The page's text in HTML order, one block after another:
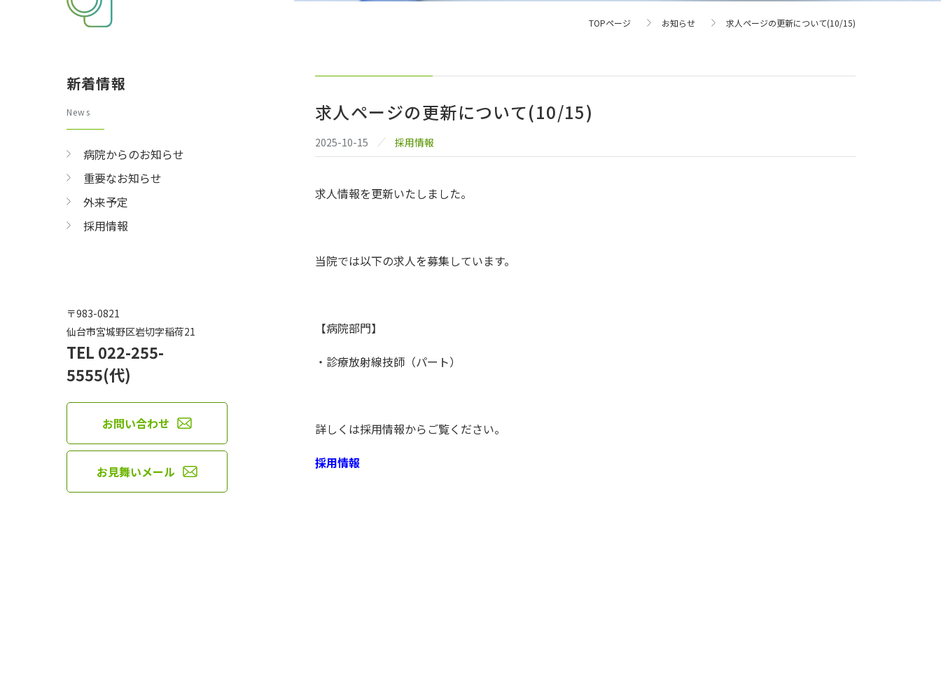
新着情報
News
病院からのお知らせ
重要なお知らせ
外来予定
採用情報
〒983-0821
仙台市宮城野区岩切字稲荷21
TEL 022-255-
5555(代)
お問い合わせ
お見舞いメール
TOPページ お知らせ 求人ページの更新について(10/15)
求人ページの更新について(10/15)
2025-10-15 採用情報
求人情報を更新いたしました。
当院では以下の求人を募集しています。
【病院部門】
・診療放射線技師（パート）
詳しくは採用情報からご覧ください。
採用情報